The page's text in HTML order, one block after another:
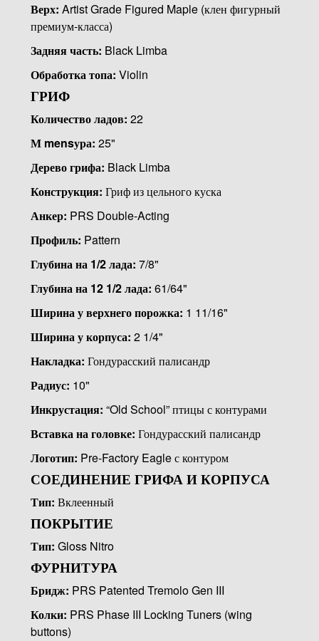
Верх: Artist Grade Figured Maple (клен фигурный
премиум-класса)
Задняя часть: Black Limba
Обработка топа: Violin
ГРИФ
Количество ладов: 22
М mensура: 25"
Дерево грифа: Black Limba
Конструкция: Гриф из цельного куска
Анкер: PRS Double-Acting
Профиль: Pattern
Глубина на 1/2 лада: 7/8"
Глубина на 12 1/2 лада: 61/64"
Ширина у верхнего порожка: 1 11/16"
Ширина у корпуса: 2 1/4"
Накладка: Гондурасский палисандр
Радиус: 10"
Инкрустация: “Old School” птицы с контурами
Вставка на головке: Гондурасский палисандр
Логотип: Pre-Factory Eagle с контуром
СОЕДИНЕНИЕ ГРИФА И КОРПУСА
Тип: Вклеенный
ПОКРЫТИЕ
Тип: Gloss Nitro
ФУРНИТУРА
Бридж: PRS Patented Tremolo Gen III
Колки: PRS Phase III Locking Tuners (wing
buttons)